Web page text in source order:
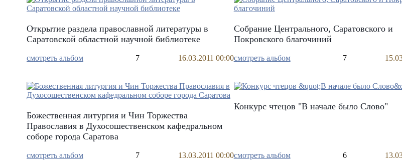
Открытие раздела православной литературы в
Саратовской областной научной библиотеке
смотреть альбом 7 16.03.2011 00:00
Собрание Центрального, Саратовского и
Покровского благочиний
смотреть альбом 7
Божественная литургия и Чин Торжества
Православия в Духосошественском кафедральном
соборе города Саратова
смотреть альбом 7 13.03.2011 00:00
Конкурс чтецов "В начале было Слово"
смотреть альбом 6